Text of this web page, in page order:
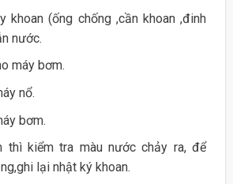
khoan (ống chống ,cần khoan ,đinh
nước.
máy bơm.
nổ.
bơm.
thì kiểm tra màu nước chảy ra, để
lại nhật ký khoan.